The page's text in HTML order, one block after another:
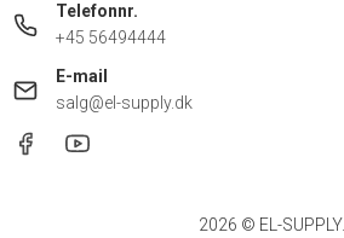
Telefonnr.
+45 56494444
E-mail
salg@el-supply.dk
2026 © EL-SUPPLY.